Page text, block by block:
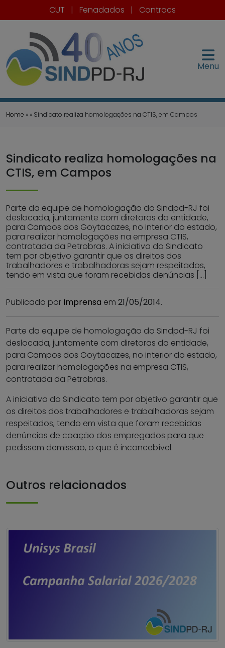
CUT | Fenadados | Contracs
Menu
Home » » Sindicato realiza homologações na CTIS, em Campos
Sindicato realiza homologações na
CTIS, em Campos
Parte da equipe de homologação do Sindpd-RJ foi
deslocada, juntamente com diretoras da entidade,
para Campos dos Goytacazes, no interior do estado,
para realizar homologações na empresa CTIS,
contratada da Petrobras. A iniciativa do Sindicato
tem por objetivo garantir que os direitos dos
trabalhadores e trabalhadoras sejam respeitados,
tendo em vista que foram recebidas denúncias […]
Publicado por Imprensa em 21/05/2014.
Parte da equipe de homologação do Sindpd-RJ foi
deslocada, juntamente com diretoras da entidade,
para Campos dos Goytacazes, no interior do estado,
para realizar homologações na empresa CTIS,
contratada da Petrobras.
A iniciativa do Sindicato tem por objetivo garantir que
os direitos dos trabalhadores e trabalhadoras sejam
respeitados, tendo em vista que foram recebidas
denúncias de coação dos empregados para que
pedissem demissão, o que é inconcebível.
Outros relacionados